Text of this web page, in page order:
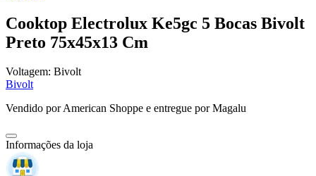
Cooktop Electrolux Ke5gc 5 Bocas Bivolt
Preto 75x45x13 Cm
Voltagem: Bivolt
Bivolt
Vendido porAmerican Shoppe e entregue por Magalu
Informações da loja